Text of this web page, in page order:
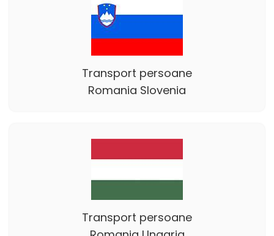
Transport persoane
Romania Slovenia
Transport persoane